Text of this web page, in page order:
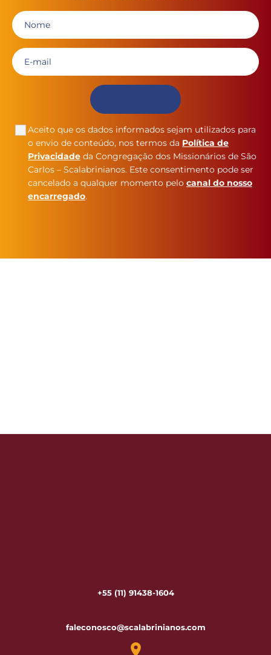
Aceito que os dados informados sejam utilizados para
o envio de conteúdo, nos termos da Política de
Privacidade da Congregação dos Missionários de São
Carlos – Scalabrinianos. Este consentimento pode ser
cancelado a qualquer momento pelo canal do nosso
encarregado.
+55 (11) 91438-1604
faleconosco@scalabrinianos.com